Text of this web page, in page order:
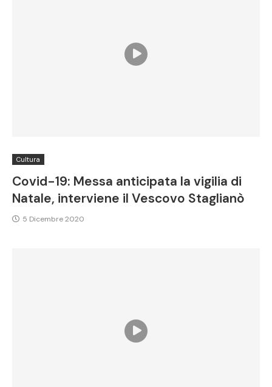
Cultura
Covid-19: Messa anticipata la vigilia di
Natale, interviene il Vescovo Staglianò
5 Dicembre 2020